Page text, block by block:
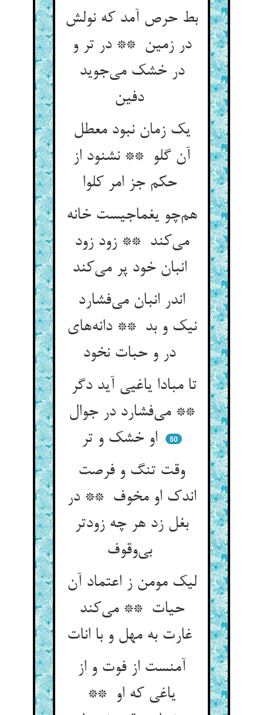
بط حرص آمد که نولش
در زمین ** در تر و
در خشک می‌جوید
دفین
یک زمان نبود معطل
آن گلو ** نشنود از
حکم جز امر کلوا
هم‌چو یغماجیست خانه
می‌کند ** زود زود
انبان خود پر می‌کند
اندر انبان می‌فشارد
نیک و بد ** دانه‌های
در و حبات نخود
تا مبادا یاغیی آید دگر
** می‌فشارد در جوال
او خشک و تر
50
وقت تنگ و فرصت
اندک او مخوف ** در
بغل زد هر چه زودتر
بی‌وقوف
لیک مومن ز اعتماد آن
حیات ** می‌کند
غارت به مهل و با انات
آمنست از فوت و از
یاغی که او **